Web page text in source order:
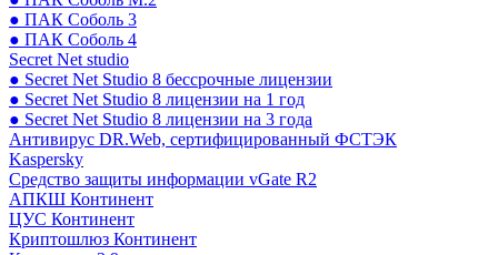
● ПАК Соболь 3
● ПАК Соболь 4
Secret Net studio
● Secret Net Studio 8 бессрочные лицензии
● Secret Net Studio 8 лицензии на 1 год
● Secret Net Studio 8 лицензии на 3 года
Антивирус DR.Web, сертифицированный ФСТЭК
Kaspersky
Средство защиты информации vGate R2
АПКШ Континент
ЦУС Континент
Криптошлюз Континент